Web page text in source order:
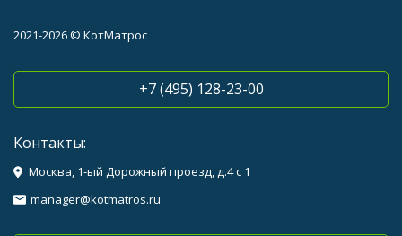
2021-2026 © КотМатрос
+7 (495) 128-23-00
Контакты:
Москва, 1-ый Дорожный проезд, д.4 с 1
manager@kotmatros.ru